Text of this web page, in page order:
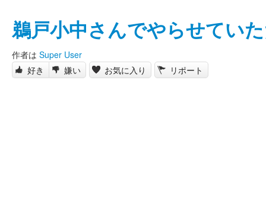
鵜戸小中さんでやらせてい
作者は Super User
好き
嫌い お気に入り リポート